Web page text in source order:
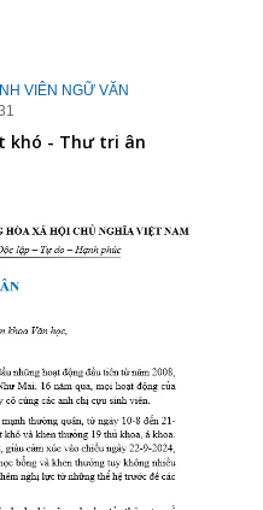
VIÊN NGỮ VĂN
khó - Thư tri ân